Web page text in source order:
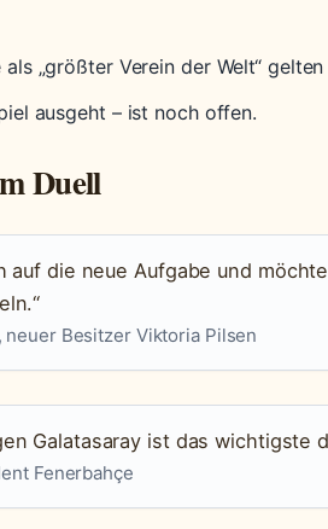
als „größter Verein der Welt“
ausgeht – ist noch offen.
Duell
auf die neue Aufgabe und
neuer Besitzer Viktoria Pilsen
Galatasaray ist das wichtigste
Fenerbahçe